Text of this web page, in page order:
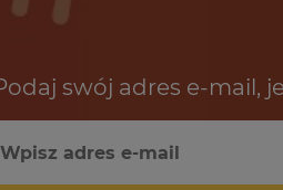
swój adres e-mail,